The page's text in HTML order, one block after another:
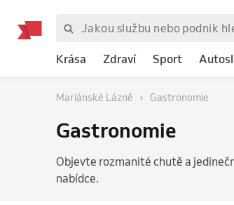
Krása Zdraví Sport
Mariánské Lázně Gastronomie
Gastronomie
Objevte rozmanité chutě a
nabídce.